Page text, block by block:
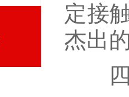
定接
杰出
四